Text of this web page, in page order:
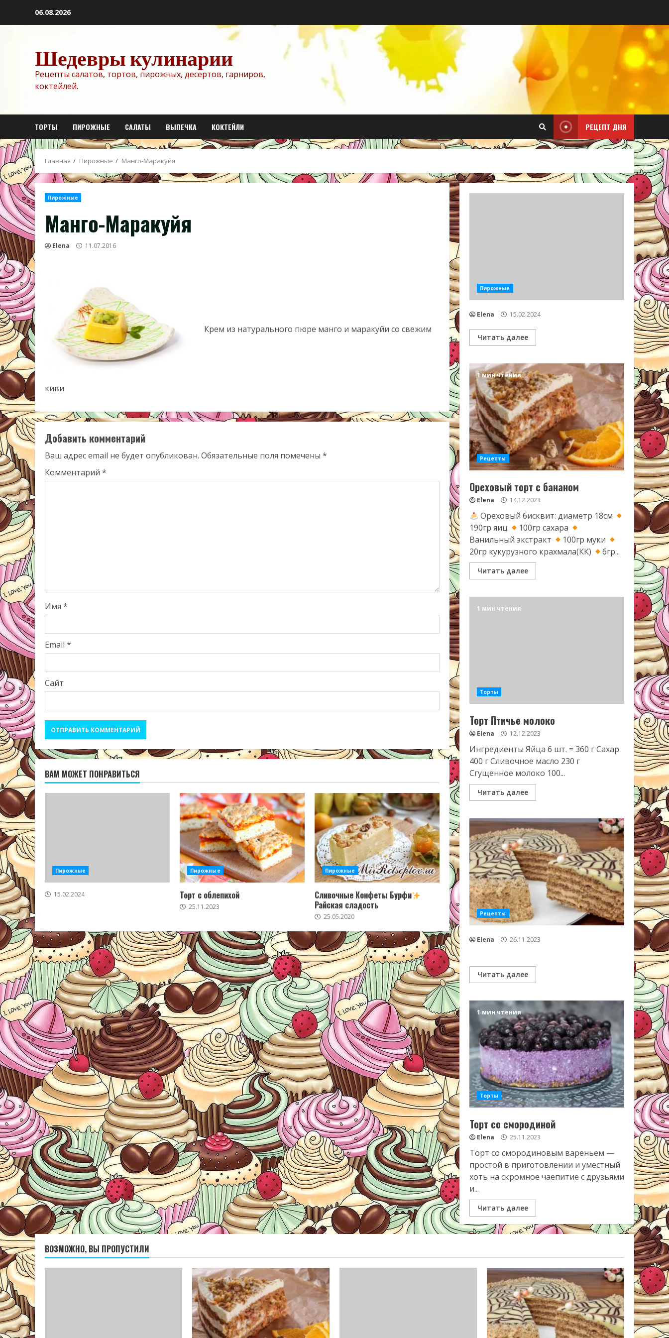
06.08.2026
Шедевры кулинарии
Рецепты салатов, тортов, пирожных, десертов, гарниров,
коктейлей.
ТОРТЫ ПИРОЖНЫЕ САЛАТЫ ВЫПЕЧКА КОКТЕЙЛИ РЕЦЕПТ ДНЯ
Главная Пирожные Манго-Маракуйя
Пирожные
Манго-Маракуйя
Elena 11.07.2016
Крем из натурального пюре манго и маракуйи со свежим
киви
Добавить комментарий
Ваш адрес email не будет опубликован. Обязательные поля помечены *
Комментарий *
Имя *
Email *
Сайт
ВАМ МОЖЕТ ПОНРАВИТЬСЯ
Пирожные
15.02.2024
Пирожные
Торт с облепихой
25.11.2023
Пирожные
Сливочные Конфеты Бурфи
Райская сладость
25.05.2020
Пирожные
Elena 15.02.2024
Читать далее
1 мин чтения
Рецепты
Ореховый торт с бананом
Elena 14.12.2023
Ореховый бисквит: диаметр 18см
190гр яиц
100гр сахара
Ванильный экстракт
100гр муки
20гр кукурузного крахмала(КК)
6гр...
Читать далее
1 мин чтения
Торты
Торт Птичье молоко
Elena 12.12.2023
Ингредиенты Яйца 6 шт. = 360 г Сахар
400 г Сливочное масло 230 г
Сгущенное молоко 100...
Читать далее
Рецепты
Elena 26.11.2023
Читать далее
1 мин чтения
Торты
Торт со смородиной
Elena 25.11.2023
Торт со смородиновым вареньем —
простой в приготовлении и уместный
хоть на скромное чаепитие с друзьями
и...
Читать далее
ВОЗМОЖНО, ВЫ ПРОПУСТИЛИ